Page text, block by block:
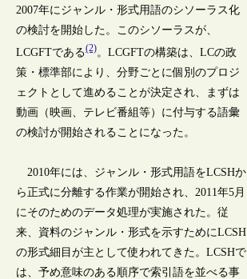
2007年にジャンル・形式用語のシソーラス化
の検討を開始した。このシソーラスが、
LCGFTである(2)。LCGFTの構築は、LCの政
策・標準部により、分野ごとに個別のプロジ
ェクトとして進めることが決定され、まずは
動画（映画、テレビ番組等）に付与する語彙
の検討が開始されることになった。
2010年には、ジャンル・形式用語をLCSHか
ら正式に分離する作業が開始され、2011年5月
にそのためのデータ処理が実施された。従
来、資料のジャンル・形式を示すためにLCSH
の形式細目が主として使われてきた。LCSHで
は、予め意味のある順序で索引語を並べる事